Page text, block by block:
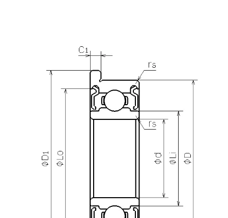
需要更多关于DDRIF-4ZZ的详细信息？